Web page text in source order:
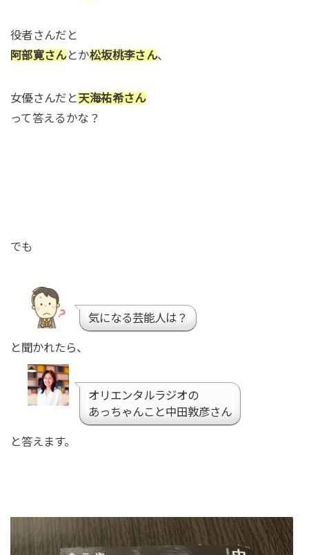
役者さんだと
阿部寛さんとか松坂桃李さん、
女優さんだと天海祐希さん
って答えるかな？
でも
気になる芸能人は？
と聞かれたら、
オリエンタルラジオの
あっちゃんこと中田敦彦さん
と答えます。